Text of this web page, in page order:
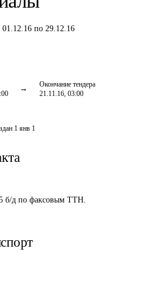
01.12.16 по 29.12.16
Окончание тендера
21.11.16, 03:00
1 янв 1
б/д по факсовым ТТН.